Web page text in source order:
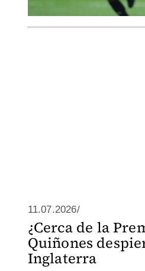
11.07.2026/
¿Cerca de la
Quiñones
Inglaterra